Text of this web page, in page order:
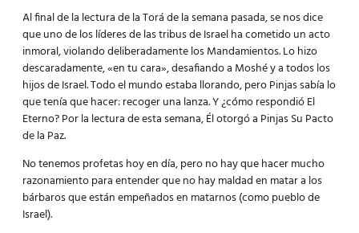
Al final de la lectura de la Torá de la semana pasada, se nos dice
que uno de los líderes de las tribus de Israel ha cometido un acto
inmoral, violando deliberadamente los Mandamientos. Lo hizo
descaradamente, «en tu cara», desafiando a Moshé y a todos los
hijos de Israel. Todo el mundo estaba llorando, pero Pinjas sabía lo
que tenía que hacer: recoger una lanza. Y ¿cómo respondió El
Eterno? Por la lectura de esta semana, Él otorgó a Pinjas Su Pacto
de la Paz.
No tenemos profetas hoy en día, pero no hay que hacer mucho
razonamiento para entender que no hay maldad en matar a los
bárbaros que están empeñados en matarnos (como pueblo de
Israel).